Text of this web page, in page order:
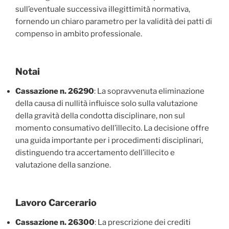
sull’eventuale successiva illegittimità normativa,
fornendo un chiaro parametro per la validità dei patti di
compenso in ambito professionale.
Notai
Cassazione n. 26290: La sopravvenuta eliminazione
della causa di nullità influisce solo sulla valutazione
della gravità della condotta disciplinare, non sul
momento consumativo dell’illecito. La decisione offre
una guida importante per i procedimenti disciplinari,
distinguendo tra accertamento dell’illecito e
valutazione della sanzione.
Lavoro Carcerario
Cassazione n. 26300: La prescrizione dei crediti